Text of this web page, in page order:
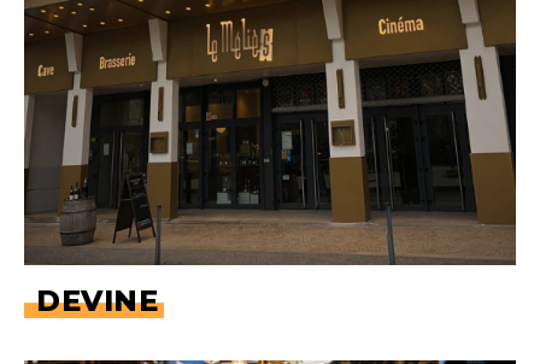
DEVINE